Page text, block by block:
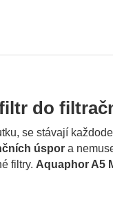
do
se stávají
úspor a
filtry. Aquaphor A5